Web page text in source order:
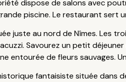
dispose de salons avec
piscine. Le restaurant sert
juste au nord de Nîmes. Les
Savourez un petit
entourée de fleurs sauvages.
fantaisiste située dans